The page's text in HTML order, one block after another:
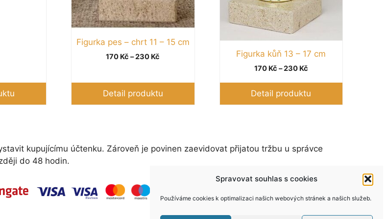
Spravovat souhlas s cookies
Používáme cookies k optimalizaci našich webových stránek a našich služeb.
Figurka pes – chrt 11 – 15 cm
170 Kč –230 Kč
230 Kč
Detail produktu
produktu
Figurka kůň 13 – 17 cm
170 Kč –230 KčRozpětí
až
Detail produktu
produktu
kupujícímu účtenku. Zároveň je povinen zaevidovat přijatou tržbu u správce
do 48 hodin.